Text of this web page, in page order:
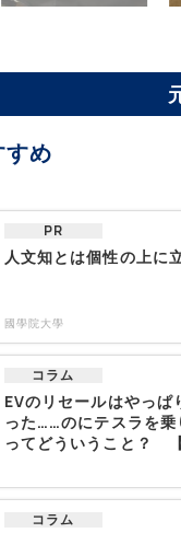
め
PR
人文知とは個性の上に
國學院大學
コラム
EVのリセールはやっぱ
った……のにテスラを乗
ってどういうこと？
コラム